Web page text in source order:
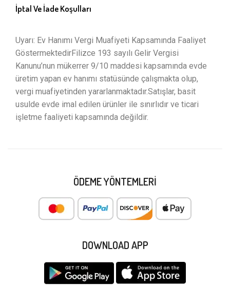
İptal Ve İade Koşulları
Uyarı: Ev Hanımı Vergi Muafiyeti Kapsamında Faaliyet
GöstermektedirFilizce 193 sayılı Gelir Vergisi
Kanunu’nun mükerrer 9/10 maddesi kapsamında evde
üretim yapan ev hanımı statüsünde çalışmakta olup,
vergi muafiyetinden yararlanmaktadır.Satışlar, basit
usulde evde imal edilen ürünler ile sınırlıdır ve ticari
işletme faaliyeti kapsamında değildir.
ÖDEME YÖNTEMLERI
DOWNLOAD APP